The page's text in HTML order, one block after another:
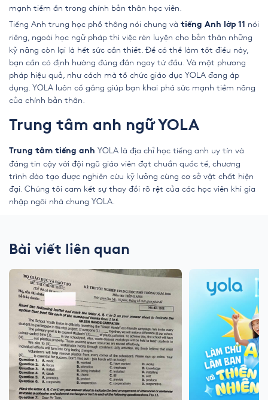
mạnh tiềm ẩn trong chính bản thân học viên.
Tiếng Anh trung học phổ thông nói chung và tiếng Anh lớp 11
nói
riêng, ngoài học ngữ pháp thì việc rèn luyện cho bản thân những
kỹ năng còn lại là hết sức cần thiết. Để có thể làm tốt điều này,
bạn cần có định hướng đúng đắn ngay từ đầu. Và một phương
pháp hiệu quả, như cách mà tổ chức giáo dục YOLA đang áp
dụng. YOLA luôn cố gắng giúp bạn khai phá sức mạnh tiềm năng
của chính bản thân.
Trung tâm anh ngữ YOLA
Trung tâm tiếng anh YOLA là địa chỉ học tiếng anh uy tín và
đáng tin cậy với đội ngũ giáo viên đạt chuẩn quốc tế, chương
trình đào tạo được nghiên cứu kỹ lưỡng cùng cơ sở vật chất hiện
đại. Chúng tôi cam kết sự thay đổi rõ rệt của các học viên khi gia
nhập ngôi nhà chung YOLA.
Bài viết liên quan